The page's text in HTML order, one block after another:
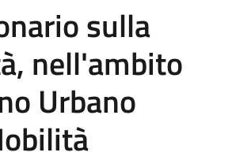
sulla
nell'ambito
Urbano